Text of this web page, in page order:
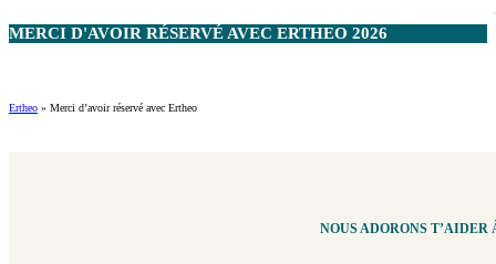
MERCI D'AVOIR RÉSERVÉ AVEC ERTHEO 2026
Ertheo » Merci d’avoir réservé avec Ertheo
NOUS ADORONS T’AIDER